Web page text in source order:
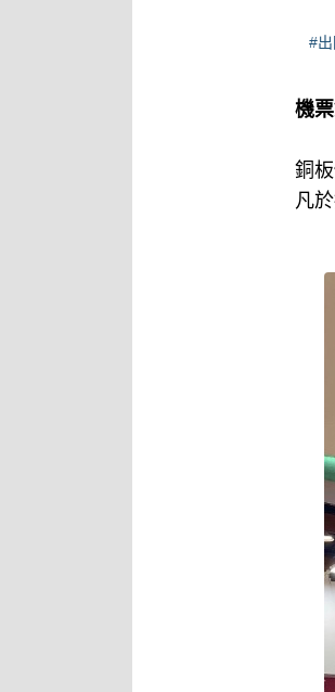
#出
機
銅
凡